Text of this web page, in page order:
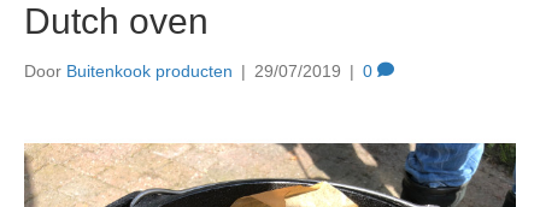
Dutch oven
Door Buitenkook producten | 29/07/2019 | 0